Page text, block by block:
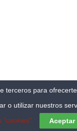
terceros para
o utilizar nuestros
"cookies" Aceptar